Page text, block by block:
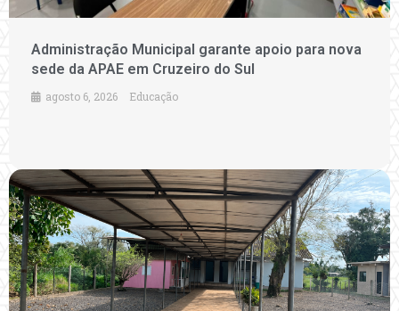
Administração Municipal garante apoio para nova
sede da APAE em Cruzeiro do Sul
agosto 6, 2026 Educação